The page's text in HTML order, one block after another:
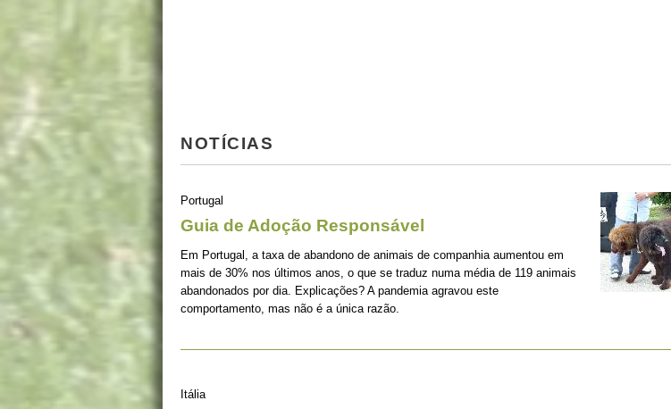
NOTÍCIAS
Portugal
Guia de Adoção Responsável
Em Portugal, a taxa de abandono de animais de companhia aumentou em
mais de 30% nos últimos anos, o que se traduz numa média de 119 animais
abandonados por dia. Explicações? A pandemia agravou este
comportamento, mas não é a única razão.
Itália